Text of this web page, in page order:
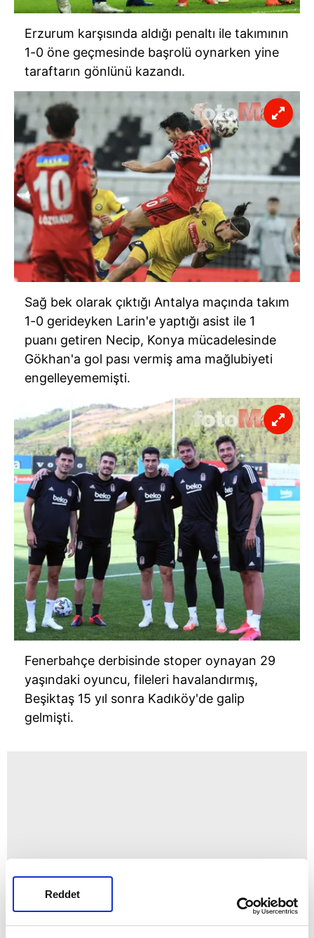
Reddet
Erzurum karşısında aldığı penaltı ile takımının
1-0 öne geçmesinde başrolü oynarken yine
taraftarın gönlünü kazandı.
Sağ bek olarak çıktığı Antalya maçında takım
1-0 gerideyken Larin'e yaptığı asist ile 1
puanı getiren Necip, Konya mücadelesinde
Gökhan'a gol pası vermiş ama mağlubiyeti
engelleyememişti.
Fenerbahçe derbisinde stoper oynayan 29
yaşındaki oyuncu, fileleri havalandırmış,
Beşiktaş 15 yıl sonra Kadıköy'de galip
gelmişti.